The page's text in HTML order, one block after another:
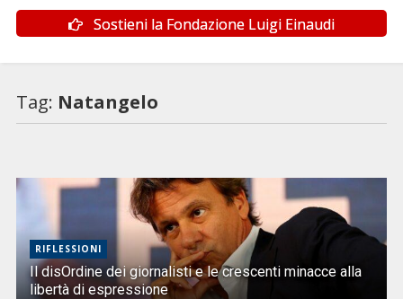
Sostieni la Fondazione Luigi Einaudi
Tag: Natangelo
RIFLESSIONI
Il disOrdine dei giornalisti e le crescenti minacce alla
libertà di espressione